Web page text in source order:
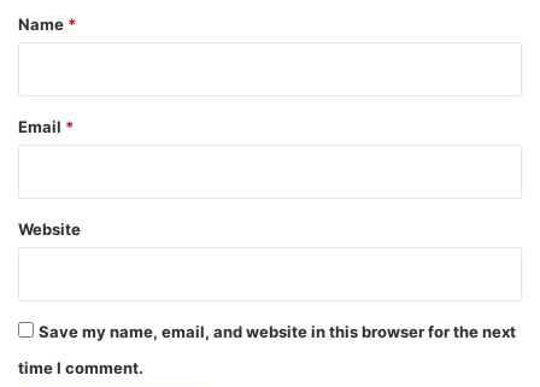
*
Name *
Email *
Website
Save my name, email, and website in this browser for the next
time I comment.